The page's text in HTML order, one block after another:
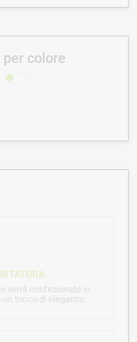
colore
verrà confezionato in
tocco di eleganza.